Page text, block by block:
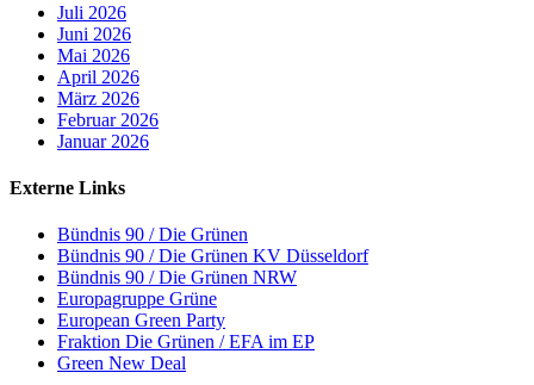
Juli 2026
Juni 2026
Mai 2026
April 2026
März 2026
Februar 2026
Januar 2026
Externe Links
Bündnis 90 / Die Grünen
Bündnis 90 / Die Grünen KV Düsseldorf
Bündnis 90 / Die Grünen NRW
Europagruppe Grüne
European Green Party
Fraktion Die Grünen / EFA im EP
Green New Deal